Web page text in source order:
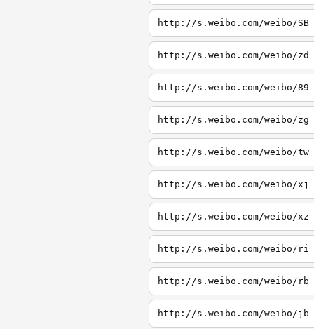
http://s.weibo.com/weibo/SB
http://s.weibo.com/weibo/zd
http://s.weibo.com/weibo/89
http://s.weibo.com/weibo/zg
http://s.weibo.com/weibo/tw
http://s.weibo.com/weibo/xj
http://s.weibo.com/weibo/xz
http://s.weibo.com/weibo/ri
http://s.weibo.com/weibo/rb
http://s.weibo.com/weibo/jb